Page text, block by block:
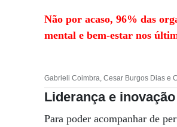
Não por acaso, 96% das
mental e bem-estar nos
Gabrieli Coimbra, Cesar Burgos Dias e
Liderança e inovação
Para poder acompanhar de